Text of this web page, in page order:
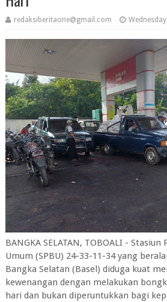
redaksiberitaone@gmail.com
BANGKA SELATAN, TOBOALI -
Umum (SPBU) 24-33-11-34 yang
Bangka Selatan (Basel) diduga kuat
kewenangan dengan melakukan
hari dan bukan diperuntukkan bagi